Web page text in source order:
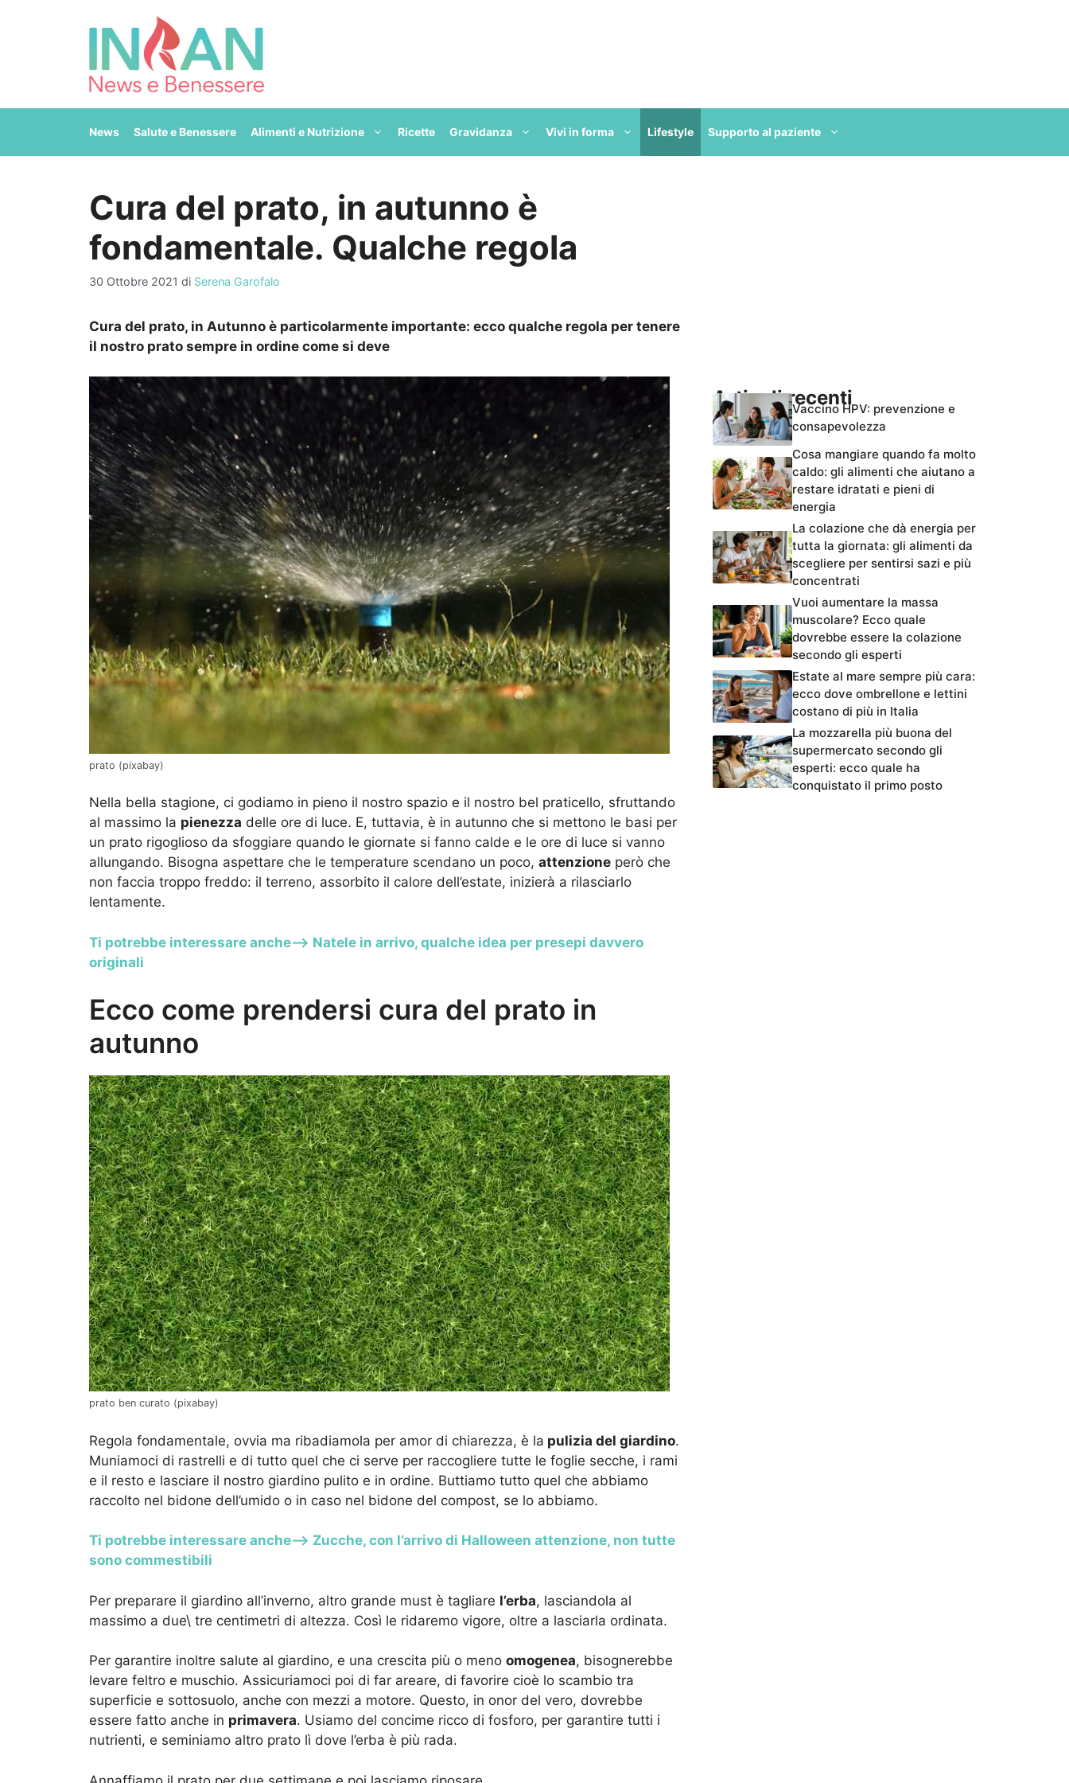
News Salute e Benessere Alimenti e Nutrizione Ricette Gravidanza Vivi in forma Lifestyle Supporto al paziente
Cura del prato, in autunno è
fondamentale. Qualche regola
30 Ottobre 2021 di Serena Garofalo
Cura del prato, in Autunno è particolarmente importante: ecco qualche regola per tenere
il nostro prato sempre in ordine come si deve
prato (pixabay)
Nella bella stagione, ci godiamo in pieno il nostro spazio e il nostro bel praticello, sfruttando
al massimo la pienezza delle ore di luce. E, tuttavia, è in autunno che si mettono le basi per
un prato rigoglioso da sfoggiare quando le giornate si fanno calde e le ore di luce si vanno
allungando. Bisogna aspettare che le temperature scendano un poco, attenzione però che
non faccia troppo freddo: il terreno, assorbito il calore dell’estate, inizierà a rilasciarlo
lentamente.
Ti potrebbe interessare anche–> Natele in arrivo, qualche idea per presepi davvero
originali
Ecco come prendersi cura del prato in
autunno
prato ben curato (pixabay)
Regola fondamentale, ovvia ma ribadiamola per amor di chiarezza, è la pulizia del giardino.
Muniamoci di rastrelli e di tutto quel che ci serve per raccogliere tutte le foglie secche, i rami
e il resto e lasciare il nostro giardino pulito e in ordine. Buttiamo tutto quel che abbiamo
raccolto nel bidone dell’umido o in caso nel bidone del compost, se lo abbiamo.
Ti potrebbe interessare anche–> Zucche, con l’arrivo di Halloween attenzione, non tutte
sono commestibili
Per preparare il giardino all’inverno, altro grande must è tagliare l’erba, lasciandola al
massimo a due\ tre centimetri di altezza. Così le ridaremo vigore, oltre a lasciarla ordinata.
Per garantire inoltre salute al giardino, e una crescita più o meno omogenea, bisognerebbe
levare feltro e muschio. Assicuriamoci poi di far areare, di favorire cioè lo scambio tra
superficie e sottosuolo, anche con mezzi a motore. Questo, in onor del vero, dovrebbe
essere fatto anche in primavera. Usiamo del concime ricco di fosforo, per garantire tutti i
nutrienti, e seminiamo altro prato lì dove l’erba è più rada.
Articoli recentiVaccino HPV: prevenzione e
consapevolezza
Cosa mangiare quando fa molto
caldo: gli alimenti che aiutano a
restare idratati e pieni di
energia
La colazione che dà energia per
tutta la giornata: gli alimenti da
scegliere per sentirsi sazi e più
concentrati
Vuoi aumentare la massa
muscolare? Ecco quale
dovrebbe essere la colazione
secondo gli esperti
Estate al mare sempre più cara:
ecco dove ombrellone e lettini
costano di più in Italia
La mozzarella più buona del
supermercato secondo gli
esperti: ecco quale ha
conquistato il primo posto